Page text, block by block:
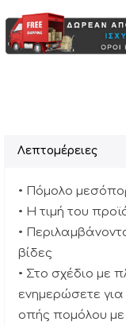
Λεπτομέρειες
• Πόμολο
• Η τιμή του
•
βίδες
• Στο σχέδιο με
ενημερώσετε για
οπής πομόλου με